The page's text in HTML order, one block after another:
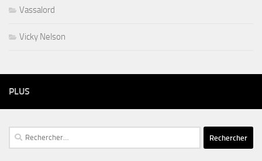
Vassalord
Vicky Nelson
PLUS
Rechercher :